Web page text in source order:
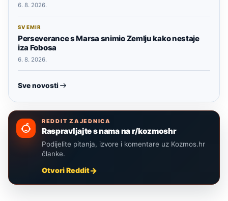
6. 8. 2026.
SVEMIR
Perseverance s Marsa snimio Zemlju kako nestaje
iza Fobosa
6. 8. 2026.
Sve novosti
REDDIT ZAJEDNICA
Raspravljajte s nama na r/kozmoshr
Podijelite pitanja, izvore i komentare uz Kozmos.hr
članke.
Otvori Reddit